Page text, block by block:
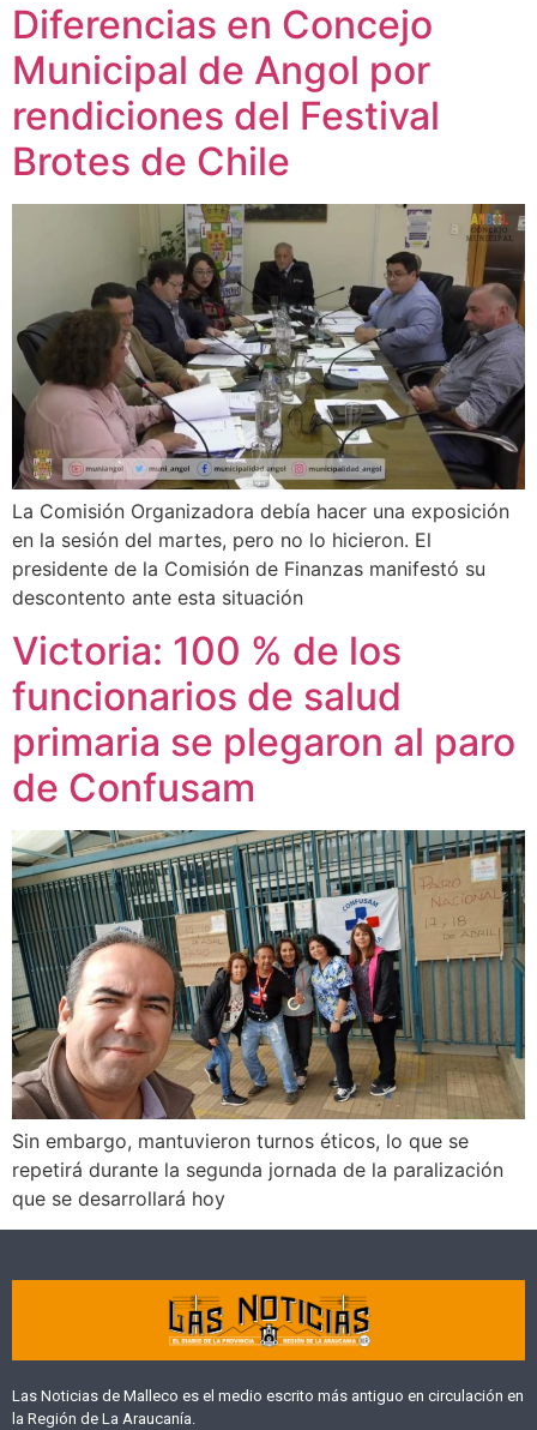
Diferencias en Concejo
Municipal de Angol por
rendiciones del Festival
Brotes de Chile
La Comisión Organizadora debía hacer una exposición
en la sesión del martes, pero no lo hicieron. El
presidente de la Comisión de Finanzas manifestó su
descontento ante esta situación
Victoria: 100 % de los
funcionarios de salud
primaria se plegaron al paro
de Confusam
Sin embargo, mantuvieron turnos éticos, lo que se
repetirá durante la segunda jornada de la paralización
que se desarrollará hoy
Las Noticias de Malleco es el medio escrito más antiguo en circulación en
la Región de La Araucanía.